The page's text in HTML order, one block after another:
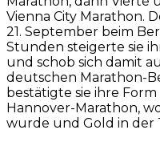
Vienna City Marathon.
21. September beim
Stunden steigerte sie
und schob sich damit
deutschen Marathon-
bestätigte sie ihre
Hannover-Marathon,
wurde und Gold in der